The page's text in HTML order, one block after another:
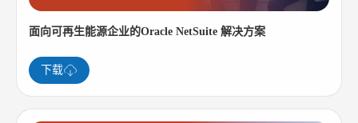
面向可再生能源企业的Oracle NetSuite 解决方案
下载